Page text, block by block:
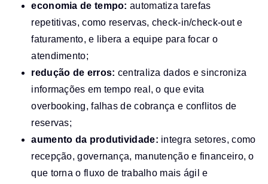
economia de tempo: automatiza tarefas
repetitivas, como reservas, check-in/check-out e
faturamento, e libera a equipe para focar o
atendimento;
redução de erros: centraliza dados e sincroniza
informações em tempo real, o que evita
overbooking, falhas de cobrança e conflitos de
reservas;
aumento da produtividade: integra setores, como
recepção, governança, manutenção e financeiro, o
que torna o fluxo de trabalho mais ágil e